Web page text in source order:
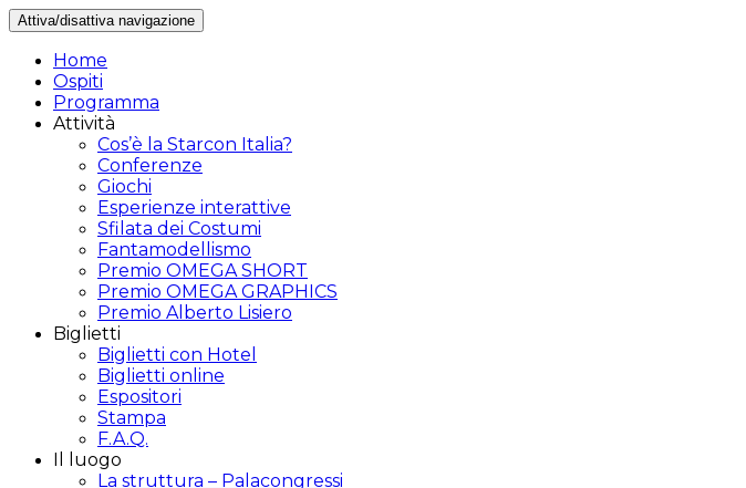
Attiva/disattiva navigazione
Home
Ospiti
Programma
Attività
Cos’è la Starcon Italia?
Conferenze
Giochi
Esperienze interattive
Sfilata dei Costumi
Fantamodellismo
Premio OMEGA SHORT
Premio OMEGA GRAPHICS
Premio Alberto Lisiero
Biglietti
Biglietti con Hotel
Biglietti online
Espositori
Stampa
F.A.Q.
Il luogo
La struttura – Palacongressi